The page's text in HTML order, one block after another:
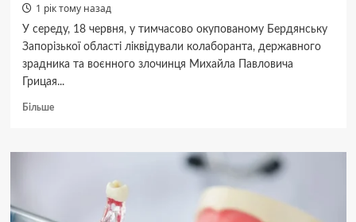
1 рік тому назад
У середу, 18 червня, у тимчасово окупованому Бердянську
Запорізької області ліквідували колаборанта, державного
зрадника та воєнного злочинця Михайла Павловича
Грицая...
БільшеДокладніше
Бердянську
колаборанта